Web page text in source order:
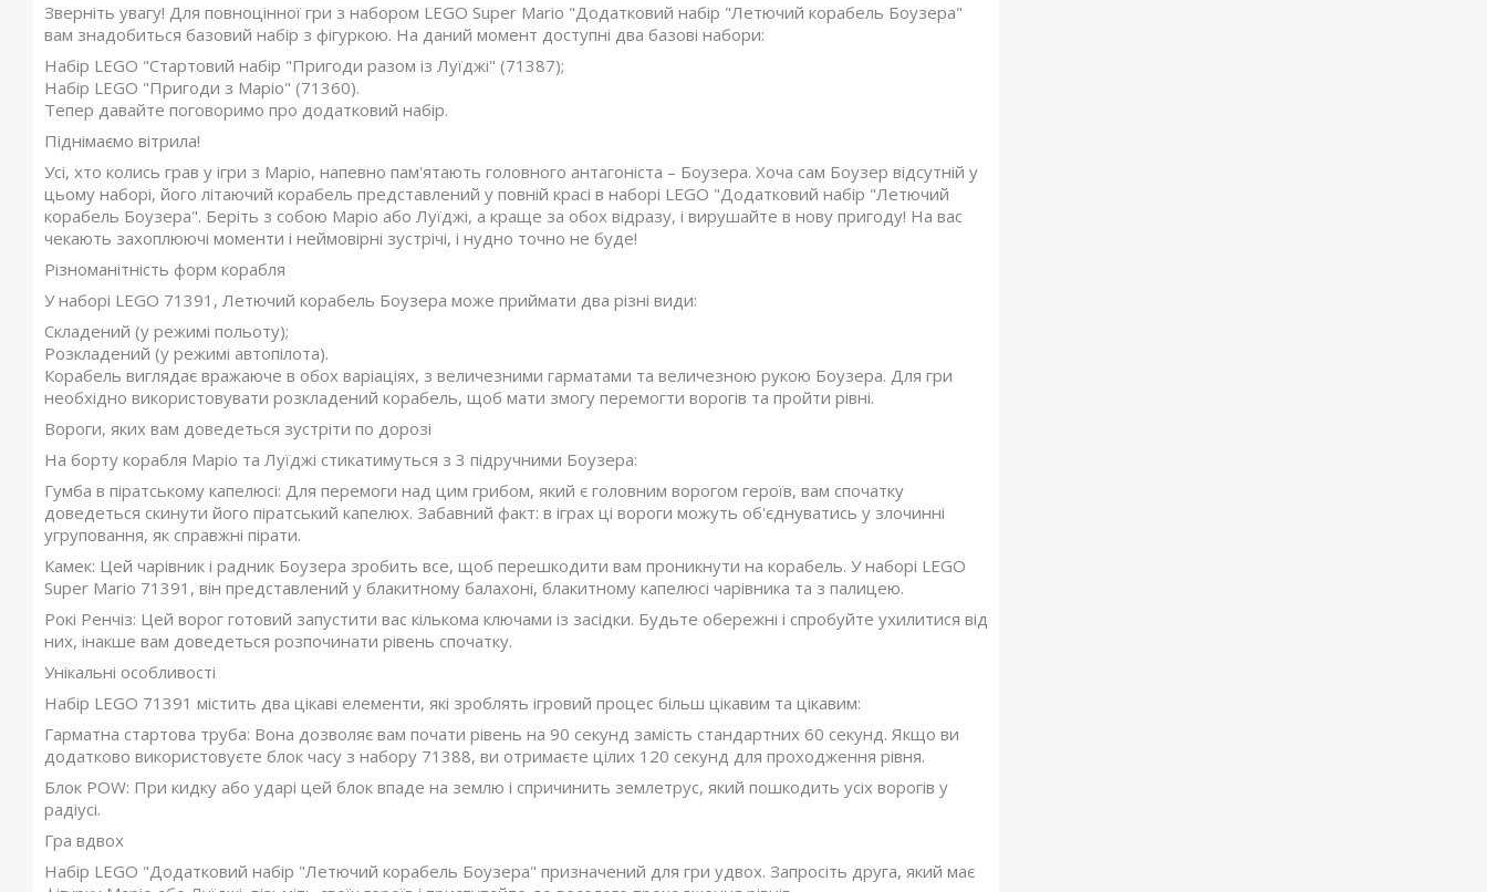
Зверніть увагу! Для повноцінної гри з набором LEGO Super Mario "Додатковий набір "Летючий корабель Боузера"
вам знадобиться базовий набір з фігуркою. На даний момент доступні два базові набори:
Набір LEGO "Стартовий набір "Пригоди разом із Луїджі" (71387);
Набір LEGO "Пригоди з Маріо" (71360).
Тепер давайте поговоримо про додатковий набір.
Піднімаємо вітрила!
Усі, хто колись грав у ігри з Маріо, напевно пам'ятають головного антагоніста – Боузера. Хоча сам Боузер відсутній у
цьому наборі, його літаючий корабель представлений у повній красі в наборі LEGO "Додатковий набір "Летючий
корабель Боузера". Беріть з собою Маріо або Луїджі, а краще за обох відразу, і вирушайте в нову пригоду! На вас
чекають захоплюючі моменти і неймовірні зустрічі, і нудно точно не буде!
Різноманітність форм корабля
У наборі LEGO 71391, Летючий корабель Боузера може приймати два різні види:
Складений (у режимі польоту);
Розкладений (у режимі автопілота).
Корабель виглядає вражаюче в обох варіаціях, з величезними гарматами та величезною рукою Боузера. Для гри
необхідно використовувати розкладений корабель, щоб мати змогу перемогти ворогів та пройти рівні.
Вороги, яких вам доведеться зустріти по дорозі
На борту корабля Маріо та Луїджі стикатимуться з 3 підручними Боузера:
Гумба в піратському капелюсі: Для перемоги над цим грибом, який є головним ворогом героїв, вам спочатку
доведеться скинути його піратський капелюх. Забавний факт: в іграх ці вороги можуть об'єднуватись у злочинні
угруповання, як справжні пірати.
Камек: Цей чарівник і радник Боузера зробить все, щоб перешкодити вам проникнути на корабель. У наборі LEGO
Super Mario 71391, він представлений у блакитному балахоні, блакитному капелюсі чарівника та з палицею.
Рокі Ренчіз: Цей ворог готовий запустити вас кількома ключами із засідки. Будьте обережні і спробуйте ухилитися від
них, інакше вам доведеться розпочинати рівень спочатку.
Унікальні особливості
Набір LEGO 71391 містить два цікаві елементи, які зроблять ігровий процес більш цікавим та цікавим:
Гарматна стартова труба: Вона дозволяє вам почати рівень на 90 секунд замість стандартних 60 секунд. Якщо ви
додатково використовуєте блок часу з набору 71388, ви отримаєте цілих 120 секунд для проходження рівня.
Блок POW: При кидку або ударі цей блок впаде на землю і спричинить землетрус, який пошкодить усіх ворогів у
радіусі.
Гра вдвох
Набір LEGO "Додатковий набір "Летючий корабель Боузера" призначений для гри удвох. Запросіть друга, який має